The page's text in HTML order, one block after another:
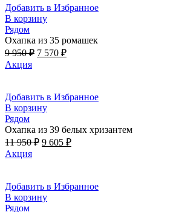
950 ₽.
Добавить в Избранное
В корзину
Рядом
Охапка из 35 ромашек
9 950₽ Первоначальная
950 ₽.
7 570 ₽Текущая
Акция
Добавить в Избранное
В корзину
Рядом
Охапка из 39 белых хризантем
11 950₽ Первоначальная
950 ₽.
9 605 ₽Текущая
Акция
Добавить в Избранное
В корзину
Рядом